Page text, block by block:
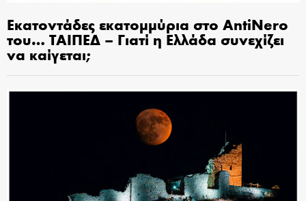
Εκατοντάδες εκατομμύρια στο AntiNero
του… ΤΑΙΠΕΔ – Γιατί η Ελλάδα συνεχίζει
να καίγεται;